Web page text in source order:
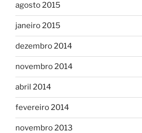
agosto 2015
janeiro 2015
dezembro 2014
novembro 2014
abril 2014
fevereiro 2014
novembro 2013